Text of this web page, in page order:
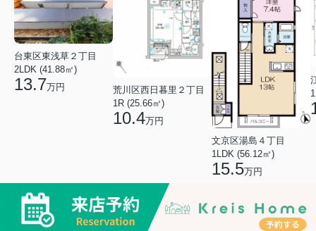
台東区東浅草２丁目
2LDK (41.88㎡)
13.7万円
荒川区西日暮里２丁目
1R (25.66㎡)
10.4万円
文京区湯島４丁目
1LDK (56.12㎡)
15.5万円